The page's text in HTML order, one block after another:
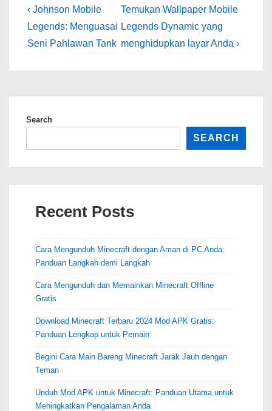
Post
navigation
Previous
Post
is
‹ Johnson Mobile
Legends: Menguasai
Seni Pahlawan Tank
Next
Post
is
Temukan Wallpaper Mobile
Legends Dynamic yang
menghidupkan layar Anda ›
Search
SEARCH
Recent Posts
Cara Mengunduh Minecraft dengan Aman di PC Anda:
Panduan Langkah demi Langkah
Cara Mengunduh dan Memainkan Minecraft Offline
Gratis
Download Minecraft Terbaru 2024 Mod APK Gratis:
Panduan Lengkap untuk Pemain
Begini Cara Main Bareng Minecraft Jarak Jauh dengan
Teman
Unduh Mod APK untuk Minecraft: Panduan Utama untuk
Meningkatkan Pengalaman Anda